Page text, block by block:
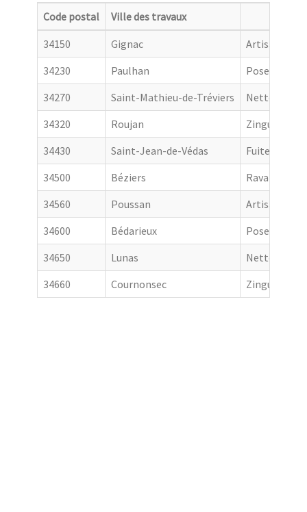
Code postal Ville des travaux
34150
Gignac
Artisan
34230
Paulhan
Pose de
34270
Saint-Mathieu-de-Tréviers
Nettoyage
34320
Roujan
Zingueur
34430
Saint-Jean-de-Védas
Fuite toiture
34500
Béziers
Ravalement
34560
Poussan
Artisan
34600
Bédarieux
Pose de
34650
Lunas
Nettoyage
34660
Cournonsec Zingueur